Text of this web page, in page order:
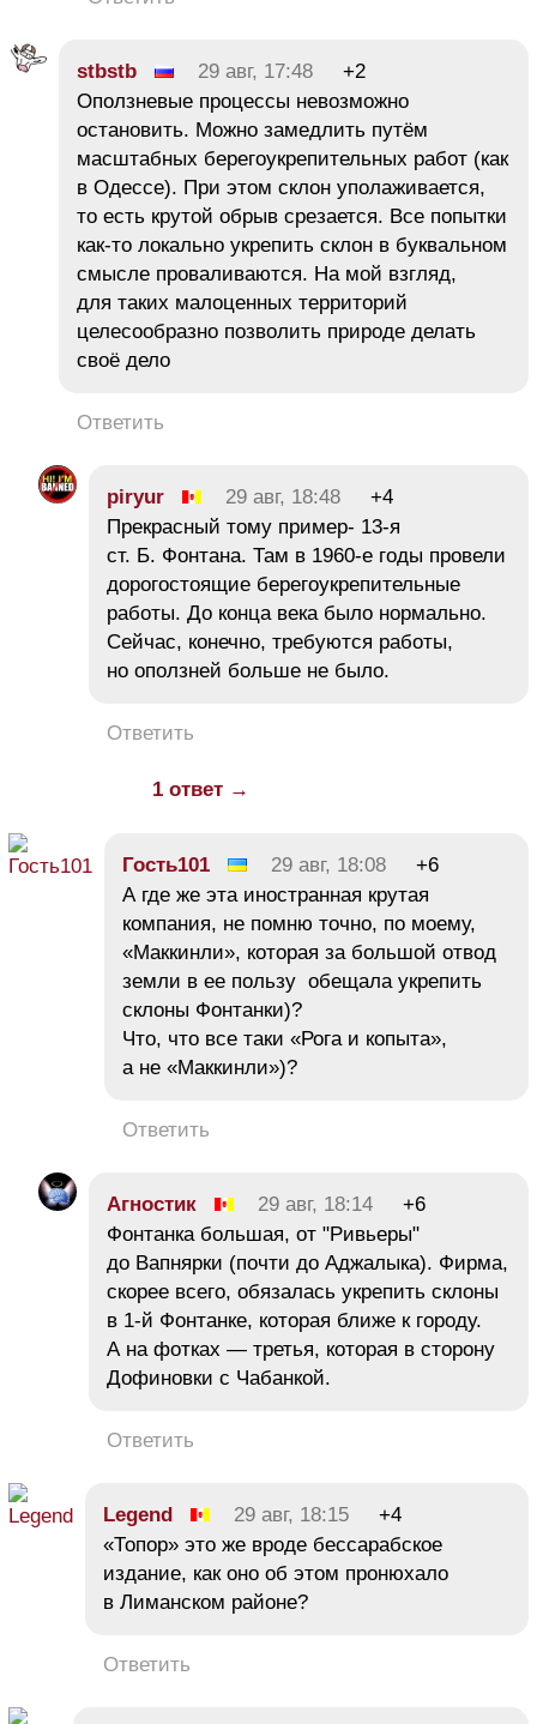
stbstb 29 авг, 17:48
+2
Оползневые процессы невозможно
остановить. Можно замедлить путём
масштабных берегоукрепительных работ (как
в Одессе). При этом склон уполаживается,
то есть крутой обрыв срезается. Все попытки
как-то локально укрепить склон в буквальном
смысле проваливаются. На мой взгляд,
для таких малоценных территорий
целесообразно позволить природе делать
своё дело
Ответить
piryur 29 авг, 18:48
+4
Прекрасный тому пример- 13-я
ст. Б. Фонтана. Там в 1960-е годы провели
дорогостоящие берегоукрепительные
работы. До конца века было нормально.
Сейчас, конечно, требуются работы,
но оползней больше не было.
Ответить
1 ответ →
Гость101 29 авг, 18:08
+6
А где же эта иностранная крутая
компания, не помню точно, по моему,
«Маккинли», которая за большой отвод
земли в ее пользу обещала укрепить
склоны Фонтанки)?
Что, что все таки «Рога и копыта»,
а не «Маккинли»)?
Ответить
Агностик 29 авг, 18:14
+6
Фонтанка большая, от "Ривьеры"
до Вапнярки (почти до Аджалыка). Фирма,
скорее всего, обязалась укрепить склоны
в 1-й Фонтанке, которая ближе к городу.
А на фотках — третья, которая в сторону
Дофиновки с Чабанкой.
Ответить
Legend 29 авг, 18:15
+4
«Топор» это же вроде бессарабское
издание, как оно об этом пронюхало
в Лиманском районе?
Ответить